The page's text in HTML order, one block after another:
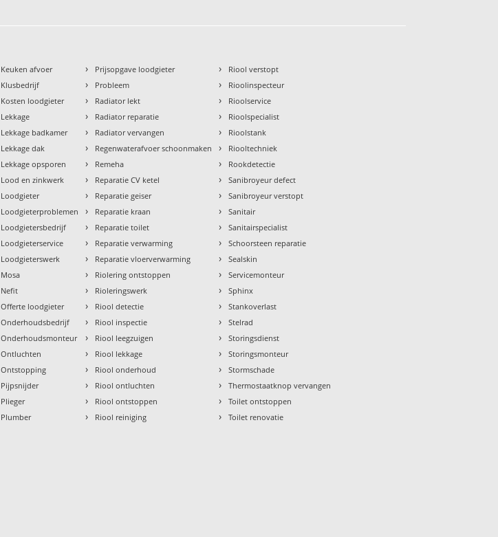
Keuken afvoer
Klusbedrijf
Kosten loodgieter
Lekkage
Lekkage badkamer
Lekkage dak
Lekkage opsporen
Lood en zinkwerk
Loodgieter
Loodgieterproblemen
Loodgietersbedrijf
Loodgieterservice
Loodgieterswerk
Mosa
Nefit
Offerte loodgieter
Onderhoudsbedrijf
Onderhoudsmonteur
Ontluchten
Ontstopping
Pijpsnijder
Plieger
Plumber
› Prijsopgave loodgieter
› Probleem
› Radiator lekt
› Radiator reparatie
› Radiator vervangen
› Regenwaterafvoer schoonmaken
› Remeha
› Reparatie CV ketel
› Reparatie geiser
› Reparatie kraan
› Reparatie toilet
› Reparatie verwarming
› Reparatie vloerverwarming
› Riolering ontstoppen
› Rioleringswerk
› Riool detectie
› Riool inspectie
› Riool leegzuigen
› Riool lekkage
› Riool onderhoud
› Riool ontluchten
› Riool ontstoppen
› Riool reiniging
› Riool verstopt
› Rioolinspecteur
› Rioolservice
› Rioolspecialist
› Rioolstank
› Riooltechniek
› Rookdetectie
› Sanibroyeur defect
› Sanibroyeur verstopt
› Sanitair
› Sanitairspecialist
› Schoorsteen reparatie
› Sealskin
› Servicemonteur
› Sphinx
› Stankoverlast
› Stelrad
› Storingsdienst
› Storingsmonteur
› Stormschade
› Thermostaatknop vervangen
› Toilet ontstoppen
› Toilet renovatie